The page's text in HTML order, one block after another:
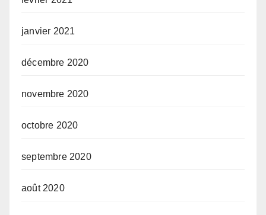
janvier 2021
décembre 2020
novembre 2020
octobre 2020
septembre 2020
août 2020